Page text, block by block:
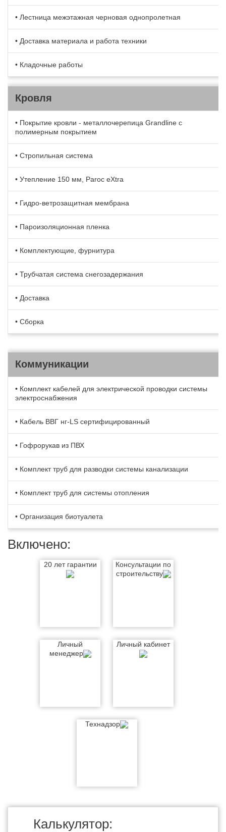
• Лестница межэтажная черновая однопролетная
• Доставка материала и работа техники
• Кладочные работы
Кровля
• Покрытие кровли - металлочерепица Grandline с
полимерным покрытием
• Стропильная система
• Утепление 150 мм, Paroc eXtra
• Гидро-ветрозащитная мембрана
• Пароизоляционная пленка
• Комплектующие, фурнитура
• Трубчатая система снегозадержания
• Доставка
• Сборка
Коммуникации
• Комплект кабелей для электрической проводки системы
электроснабжения
• Кабель BBГ нг-LS сертифицированный
• Гофрорукав из ПВХ
• Комплект труб для разводки системы канализации
• Комплект труб для системы отопления
• Организация биотуалета
Включено:
20 лет гарантии
Консультации по
строительству
Личный
менеджер
Личный кабинет
Технадзор
Калькулятор: